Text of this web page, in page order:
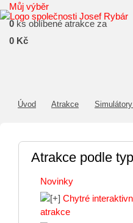
Můj výběr
0 ks oblíbené atrakce za
0 Kč
Úvod Atrakce
Atrakce podle
Novinky
Chytré
atrakce